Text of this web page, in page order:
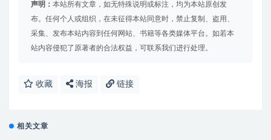
声明： 本站所有文章，如无特殊说明或标注，均为本站原创发
布。任何个人或组织，在未征得本站同意时，禁止复制、盗用、
采集、发布本站内容到任何网站、书籍等各类媒体平台。如若本
站内容侵犯了原著者的合法权益，可联系我们进行处理。
收藏 海报 链接
相关文章